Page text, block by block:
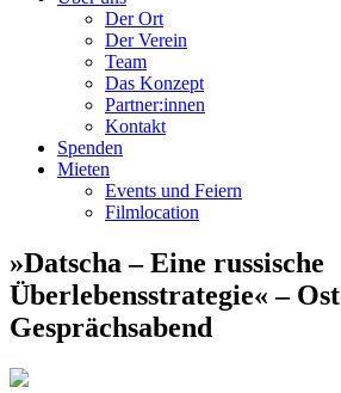
Der Ort
Der Verein
Team
Das Konzept
Partner:innen
Kontakt
Spenden
Mieten
Events und Feiern
Filmlocation
»Datscha – Eine russische
Überlebensstrategie« –
Gesprächsabend